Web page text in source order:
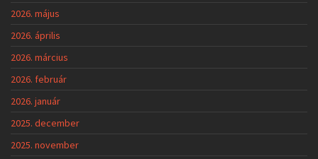
2026. május
2026. április
2026. március
2026. február
2026. január
2025. december
2025. november